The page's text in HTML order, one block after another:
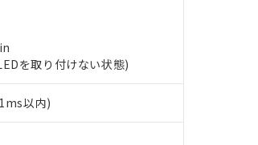
を取り付けない状態)
以内)
拠点は「
の事前の承諾なく第三者に漏洩または開示し
ービス）をご利用いただくには、I-Webメン
ご登録された部品リストについて、当社およ
お客様との取引・商談に必要な範囲で利用す
月が前後することがあります。
準値以下であることを示します。
物質が外部に漏えいし、環境に深刻な影響を
い合わせください。
る場合は、上記1、2および3の内容を当該第
わる関係者が違法に輸出するおそれがある場
ては、お客様のお取引先、またはお客様担当
認ください)
情報を公開していない機種